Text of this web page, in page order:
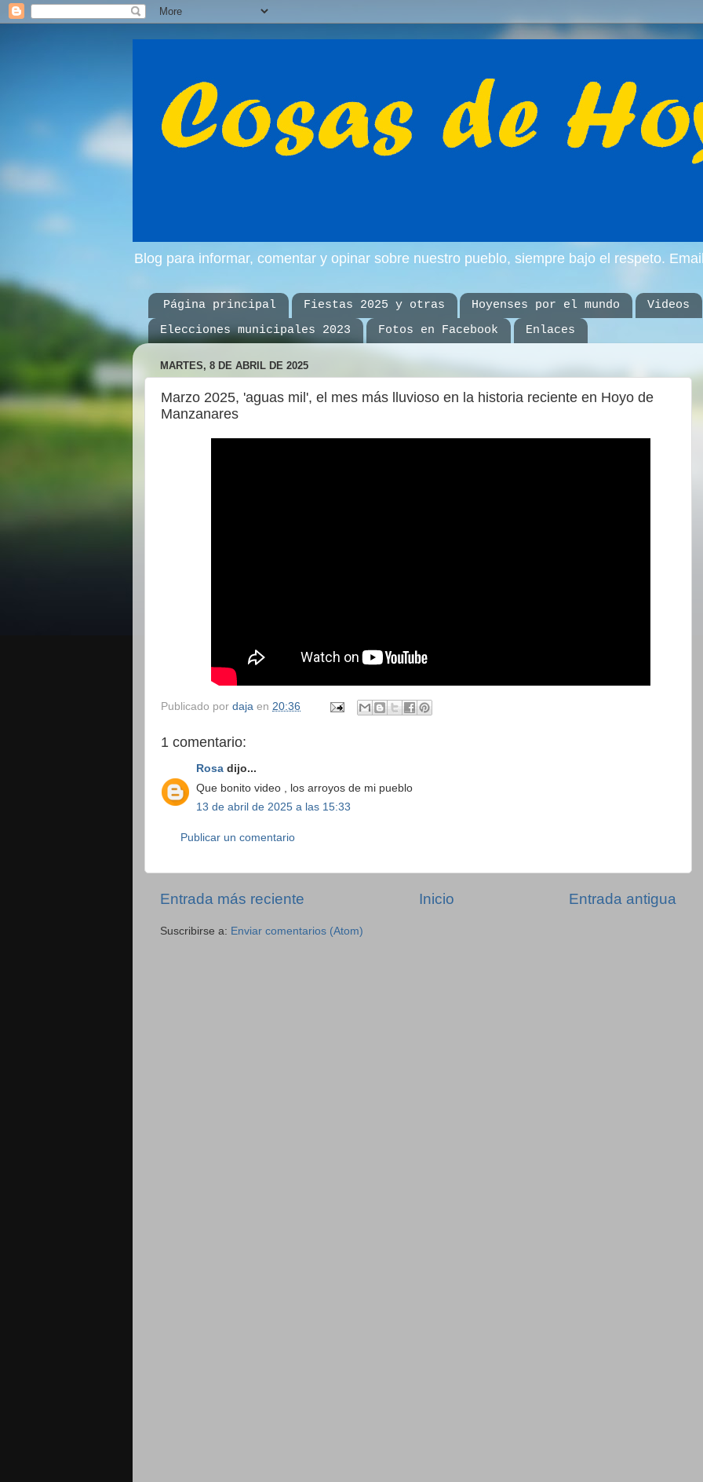
Blog para informar, comentar y opinar sobre nuestro pueblo, siempre bajo el respeto.
Página principal Fiestas 2025 y otras Hoyenses por el mundo
Videos
Elecciones municipales 2023
Fotos en Facebook Enlaces
MARTES, 8 DE ABRIL DE 2025
Marzo 2025, 'aguas mil', el mes más lluvioso en la historia reciente en Hoyo de
Manzanares
Publicado por daja en 20:36
1 comentario:
Rosa dijo...
Que bonito video , los arroyos de mi pueblo
13 de abril de 2025 a las 15:33
Publicar un comentario
Entrada más reciente Entrada antigua
Inicio
Suscribirse a: Enviar comentarios (Atom)